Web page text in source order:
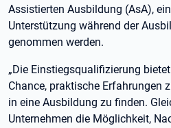
Assistierten Ausbildung (AsA),
Unterstützung während der
genommen werden.
„Die Einstiegsqualifizierung
Chance, praktische Erfahrungen
in eine Ausbildung zu finden.
Unternehmen die Möglichkeit,